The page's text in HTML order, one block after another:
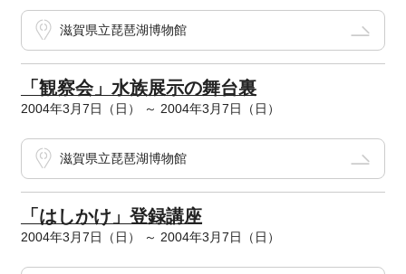
滋賀県立琵琶湖博物館
「観察会」水族展示の舞台裏
2004年3月7日（日） ～ 2004年3月7日（日）
滋賀県立琵琶湖博物館
「はしかけ」登録講座
2004年3月7日（日） ～ 2004年3月7日（日）